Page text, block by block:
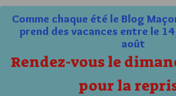
Comme chaque été le Blog
prend des vacances entre le
août
Rendez-vous le
pour la